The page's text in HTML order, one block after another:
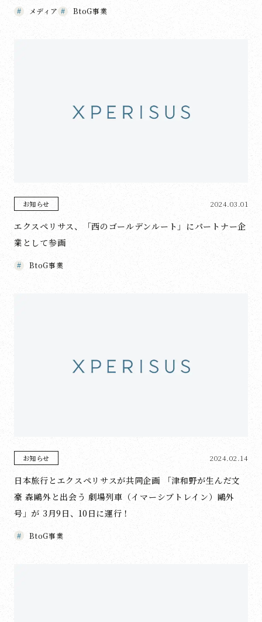
メディア BtoG事業
お知らせ 2024.03.01
エクスペリサス、「西のゴールデンルート」にパートナー企
業として参画
BtoG事業
お知らせ 2024.02.14
日本旅行とエクスペリサスが共同企画 「津和野が生んだ文
豪 森鷗外と出会う 劇場列車（イマーシブトレイン）鷗外
号」が 3月9日、10日に運行！
BtoG事業